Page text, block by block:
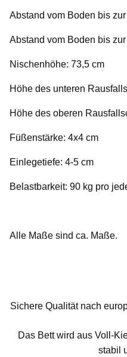
Abstand vom Boden bis
Abstand vom Boden bis
Nischenhöhe: 73,5 cm
Höhe des unteren
Höhe des oberen
Füßenstärke: 4x4 cm
Einlegetiefe: 4-5 cm
Belastbarkeit: 90 kg pro
Alle Maße sind ca. Maße.
Sichere Qualität nach
Das Bett wird aus Voll-
stabil